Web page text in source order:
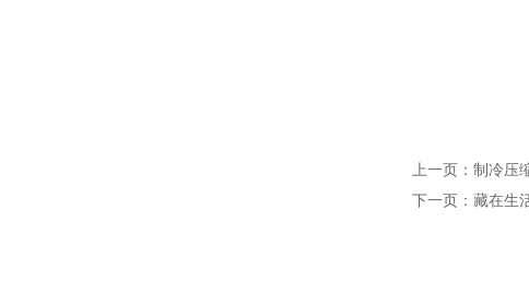
上一页： 制冷压
下一页： 藏在生